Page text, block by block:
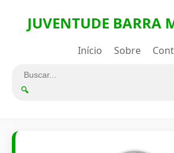
JUVENTUDE BARRA
Início Sobre
🔍